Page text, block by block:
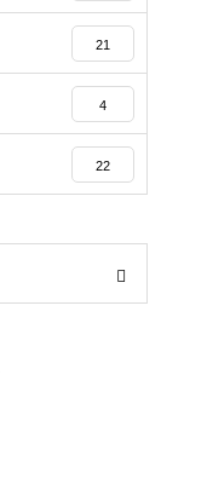
21
4
22